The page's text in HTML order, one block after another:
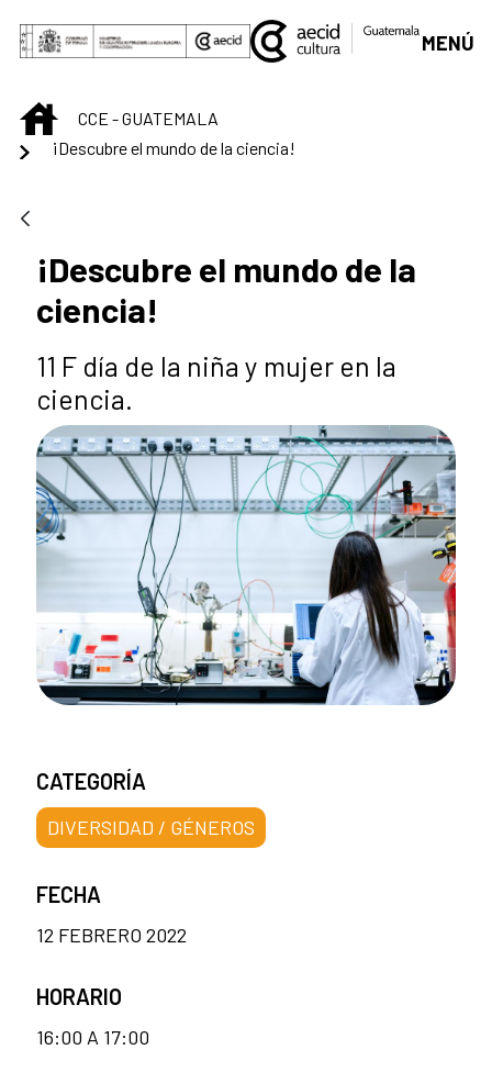
Saltar al contenido principal
MENÚ
INICIOCCE - GUATEMALA
¡Descubre el mundo de la ciencia!
¡Descubre el mundo de la
ciencia!
11 F día de la niña y mujer en la
ciencia.
CATEGORÍA
DIVERSIDAD / GÉNEROS
FECHA
12 FEBRERO 2022
HORARIO
16:00 A 17:00